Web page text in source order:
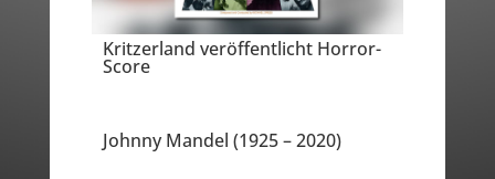
Kritzerland veröffentlicht Horror-
Score
Johnny Mandel (1925 – 2020)